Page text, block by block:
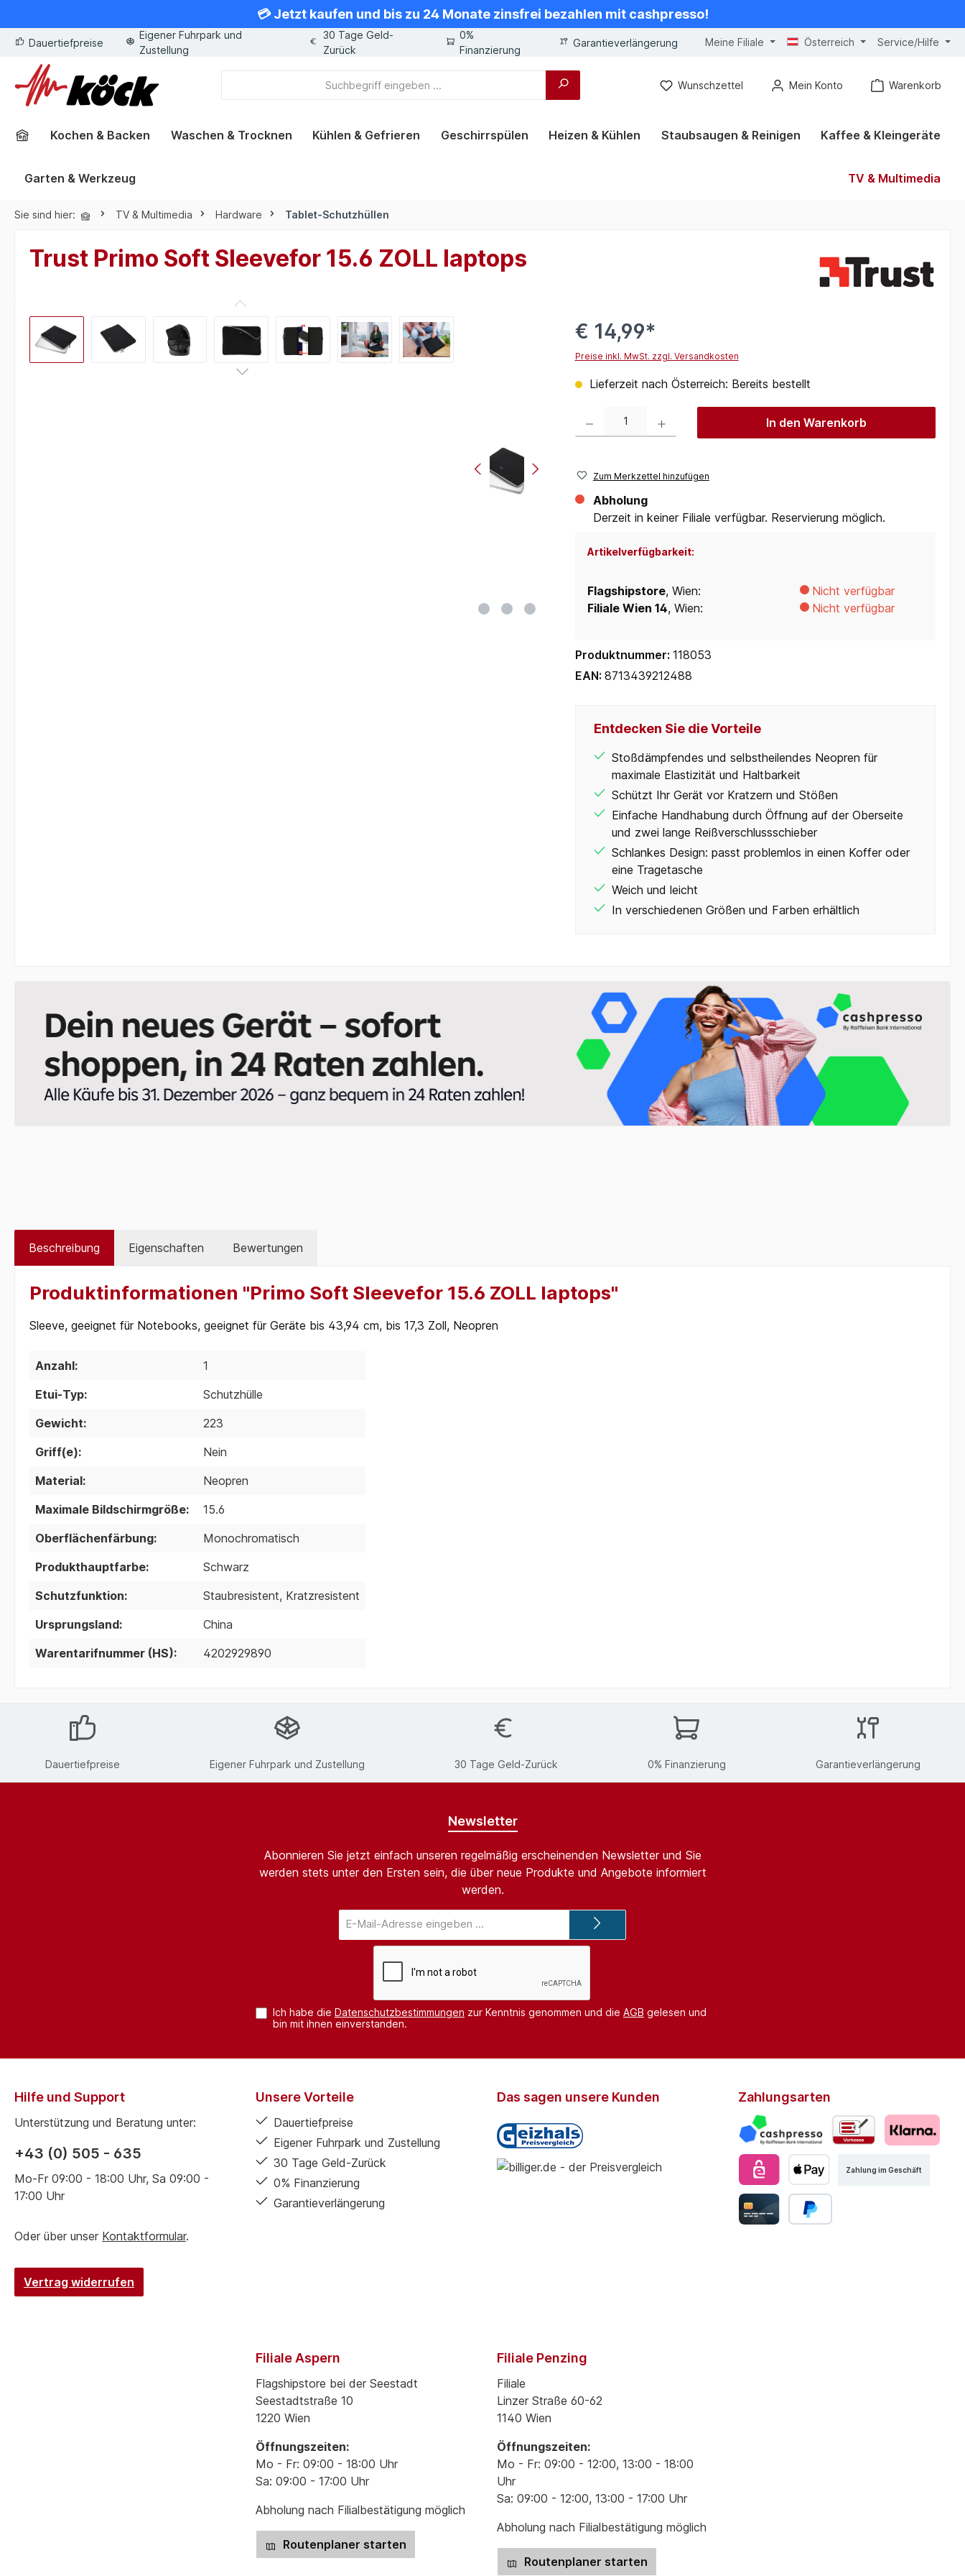
💳 Jetzt kaufen und bis zu 24 Monate zinsfrei bezahlen mit cashpresso!
Dauertiefpreise
Eigener Fuhrpark und
Zustellung
30 Tage Geld-
Zurück
0%
Finanzierung
Garantieverlängerung Meine Filiale Österreich Service/Hilfe
Wunschzettel Mein Konto Warenkorb
Kochen & Backen Waschen & Trocknen Kühlen & Gefrieren Geschirrspülen Heizen & Kühlen Staubsaugen & Reinigen Kaffee & Kleingeräte
Garten & Werkzeug TV & Multimedia
Sie sind hier: TV & Multimedia Hardware Tablet-Schutzhüllen
Trust Primo Soft Sleevefor 15.6 ZOLL laptops
Bildergalerie überspringen € 14,99*
Preise inkl. MwSt. zzgl. Versandkosten
Lieferzeit nach Österreich: Bereits bestellt
In den Warenkorb
Zum Merkzettel hinzufügen
Abholung
Derzeit in keiner Filiale verfügbar. Reservierung möglich.
Artikelverfügbarkeit:
Flagshipstore, Wien:
Nicht verfügbar
Filiale Wien 14, Wien: Nicht verfügbar
Produktnummer: 118053
EAN: 8713439212488
Entdecken Sie die Vorteile
Stoßdämpfendes und selbstheilendes Neopren für
maximale Elastizität und Haltbarkeit
Schützt Ihr Gerät vor Kratzern und Stößen
Einfache Handhabung durch Öffnung auf der Oberseite
und zwei lange Reißverschlussschieber
Schlankes Design: passt problemlos in einen Koffer oder
eine Tragetasche
Weich und leicht
In verschiedenen Größen und Farben erhältlich
Beschreibung Eigenschaften Bewertungen
Produktinformationen "Primo Soft Sleevefor 15.6 ZOLL laptops"
Sleeve, geeignet für Notebooks, geeignet für Geräte bis 43,94 cm, bis 17,3 Zoll, Neopren
Anzahl:
1
Etui-Typ:
Schutzhülle
Gewicht:
223
Griff(e):
Nein
Material:
Neopren
Maximale Bildschirmgröße:
15.6
Oberflächenfärbung:
Monochromatisch
Produkthauptfarbe:
Schwarz
Schutzfunktion:
Staubresistent, Kratzresistent
Ursprungsland:
China
Warentarifnummer (HS):
4202929890
Dauertiefpreise Eigener Fuhrpark und Zustellung 30 Tage Geld-Zurück 0% Finanzierung Garantieverlängerung
Newsletter
Abonnieren Sie jetzt einfach unseren regelmäßig erscheinenden Newsletter und Sie
werden stets unter den Ersten sein, die über neue Produkte und Angebote informiert
werden.
Mail-
Adresse*
Ich habe die Datenschutzbestimmungen zur Kenntnis genommen und die AGB gelesen und
bin mit ihnen einverstanden.
Hilfe und Support
Unterstützung und Beratung unter:
+43 (0) 505 - 635
Mo-Fr 09:00 - 18:00 Uhr, Sa 09:00 -
17:00 Uhr
Oder über unser Kontaktformular.
Vertrag widerrufen
Unsere Vorteile
Dauertiefpreise
Eigener Fuhrpark und Zustellung
30 Tage Geld-Zurück
0% Finanzierung
Garantieverlängerung
Das sagen unsere Kunden Zahlungsarten
Zahlung im Geschäft
Filiale Aspern
Flagshipstore bei der Seestadt
Seestadtstraße 10
1220 Wien
Öffnungszeiten:
Mo - Fr: 09:00 - 18:00 Uhr
Sa: 09:00 - 17:00 Uhr
Abholung nach Filialbestätigung möglich
Routenplaner starten
Filiale Penzing
Filiale
Linzer Straße 60-62
1140 Wien
Öffnungszeiten:
Mo - Fr: 09:00 - 12:00, 13:00 - 18:00
Uhr
Sa: 09:00 - 12:00, 13:00 - 17:00 Uhr
Abholung nach Filialbestätigung möglich
Routenplaner starten